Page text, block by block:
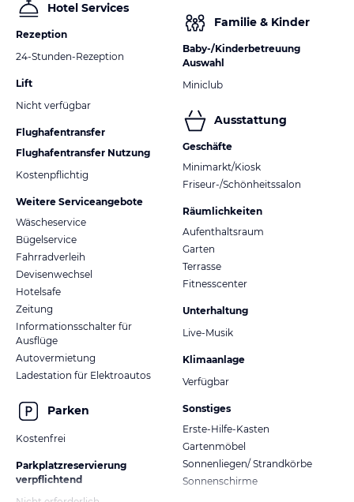
Hotel Services
Rezeption
24-Stunden-Rezeption
Lift
Nicht verfügbar
Flughafentransfer
Flughafentransfer Nutzung
Kostenpflichtig
Weitere Serviceangebote
Wäscheservice
Bügelservice
Fahrradverleih
Devisenwechsel
Hotelsafe
Zeitung
Informationsschalter für
Ausflüge
Autovermietung
Ladestation für Elektroautos
Parken
Kostenfrei
Parkplatzreservierung
verpflichtend
Familie & Kinder
Baby-/Kinderbetreuung
Auswahl
Miniclub
Ausstattung
Geschäfte
Minimarkt/Kiosk
Friseur-/Schönheitssalon
Räumlichkeiten
Aufenthaltsraum
Garten
Terrasse
Fitnesscenter
Unterhaltung
Live-Musik
Klimaanlage
Verfügbar
Sonstiges
Erste-Hilfe-Kasten
Gartenmöbel
Sonnenliegen/ Strandkörbe
Sonnenschirme